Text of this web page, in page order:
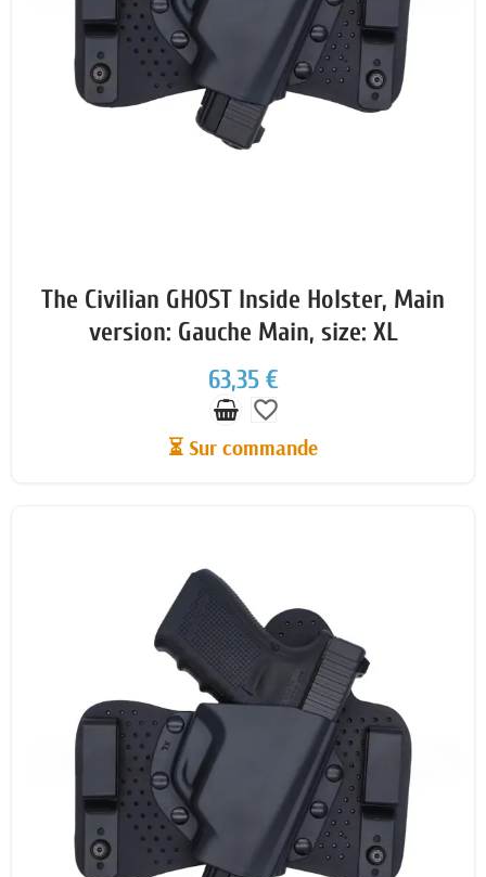
The Civilian GHOST Inside Holster, Main
version: Gauche Main, size: XL
63,35 €
favorite_border
⏳ Sur commande